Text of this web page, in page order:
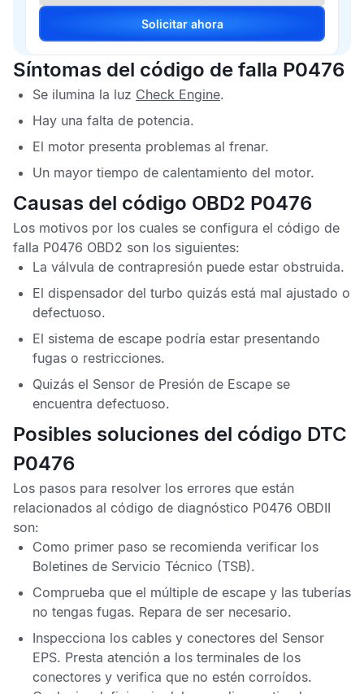
Solicitar ahora
Síntomas del código de falla P0476
Se ilumina la luz Check Engine.
Hay una falta de potencia.
El motor presenta problemas al frenar.
Un mayor tiempo de calentamiento del motor.
Causas del código OBD2 P0476
Los motivos por los cuales se configura el código de
falla P0476 OBD2 son los siguientes:
La válvula de contrapresión puede estar obstruida.
El dispensador del turbo quizás está mal ajustado o
defectuoso.
El sistema de escape podría estar presentando
fugas o restricciones.
Quizás el Sensor de Presión de Escape se
encuentra defectuoso.
Posibles soluciones del código DTC
P0476
Los pasos para resolver los errores que están
relacionados al código de diagnóstico P0476 OBDII
son:
Como primer paso se recomienda verificar los
Boletines de Servicio Técnico (TSB).
Comprueba que el múltiple de escape y las tuberías
no tengas fugas. Repara de ser necesario.
Inspecciona los cables y conectores del Sensor
EPS. Presta atención a los terminales de los
conectores y verifica que no estén corroídos.